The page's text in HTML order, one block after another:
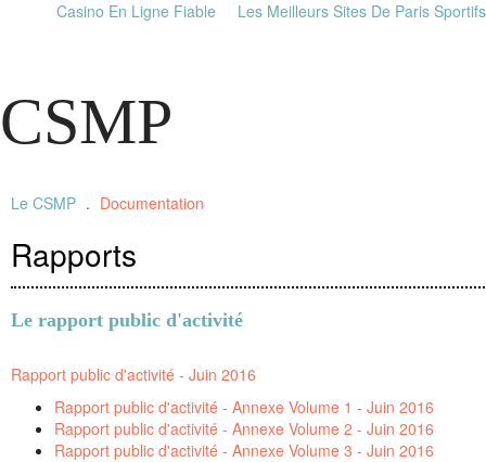
Casino En Ligne Fiable Les Meilleurs Sites De Paris Sportifs
CSMP
Le CSMP Documentation
Rapports
Le rapport public d'activité
Rapport public d'activité - Juin 2016
Rapport public d'activité - Annexe Volume 1 - Juin 2016
Rapport public d'activité - Annexe Volume 2 - Juin 2016
Rapport public d'activité - Annexe Volume 3 - Juin 2016